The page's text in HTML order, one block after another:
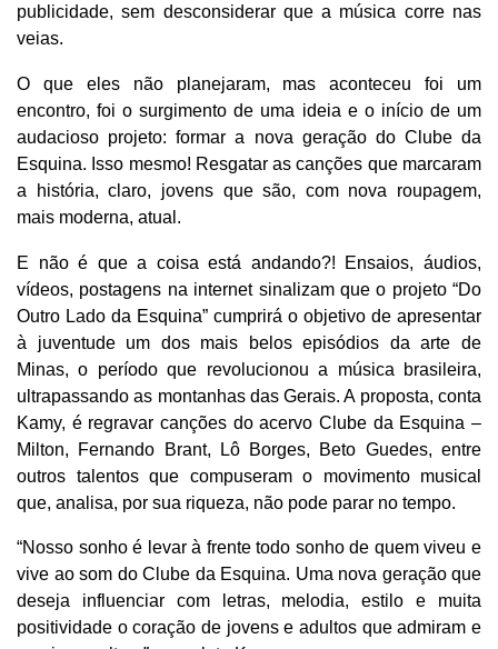
publicidade, sem desconsiderar que a música corre nas
veias.
O que eles não planejaram, mas aconteceu foi um
encontro, foi o surgimento de uma ideia e o início de um
audacioso projeto: formar a nova geração do Clube da
Esquina. Isso mesmo! Resgatar as canções que marcaram
a história, claro, jovens que são, com nova roupagem,
mais moderna, atual.
E não é que a coisa está andando?! Ensaios, áudios,
vídeos, postagens na internet sinalizam que o projeto “Do
Outro Lado da Esquina” cumprirá o objetivo de apresentar
à juventude um dos mais belos episódios da arte de
Minas, o período que revolucionou a música brasileira,
ultrapassando as montanhas das Gerais. A proposta, conta
Kamy, é regravar canções do acervo Clube da Esquina –
Milton, Fernando Brant, Lô Borges, Beto Guedes, entre
outros talentos que compuseram o movimento musical
que, analisa, por sua riqueza, não pode parar no tempo.
“Nosso sonho é levar à frente todo sonho de quem viveu e
vive ao som do Clube da Esquina. Uma nova geração que
deseja influenciar com letras, melodia, estilo e muita
positividade o coração de jovens e adultos que admiram e